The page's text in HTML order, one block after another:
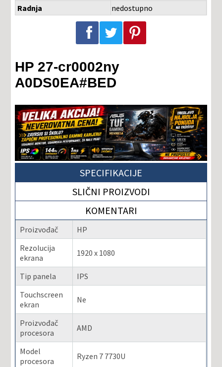
Radnja
nedostupno
Podeli na Facebook-u Podeli na Twitter-u Podeli na Pinterest-u
HP 27-cr0002ny
A0DS0EA#BED
SPECIFIKACIJE
SLIČNI PROIZVODI
KOMENTARI
Proizvođač
HP
Rezolucija
ekrana
1920 x 1080
Tip panela
IPS
Touchscreen
ekran
Ne
Proizvođač
procesora
AMD
Model
procesora
Ryzen 7 7730U